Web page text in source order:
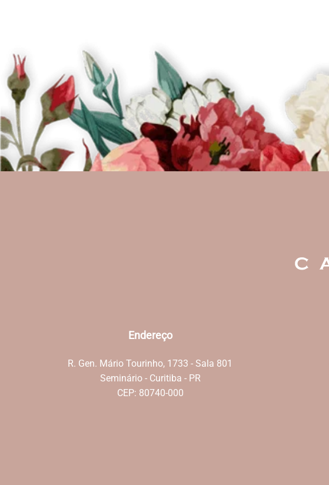
Endereço
R. Gen. Mário Tourinho, 1733 - Sala 801
Seminário - Curitiba - PR
CEP: 80740-000